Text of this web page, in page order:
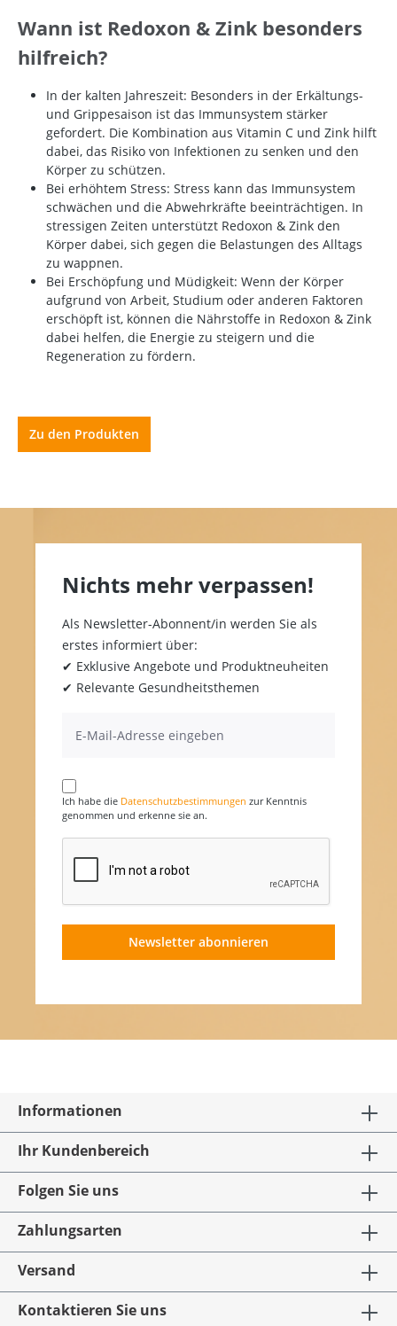
Wann ist Redoxon & Zink besonders
hilfreich?
In der kalten Jahreszeit: Besonders in der Erkältungs-
und Grippesaison ist das Immunsystem stärker
gefordert. Die Kombination aus Vitamin C und Zink hilft
dabei, das Risiko von Infektionen zu senken und den
Körper zu schützen.
Bei erhöhtem Stress: Stress kann das Immunsystem
schwächen und die Abwehrkräfte beeinträchtigen. In
stressigen Zeiten unterstützt Redoxon & Zink den
Körper dabei, sich gegen die Belastungen des Alltags
zu wappnen.
Bei Erschöpfung und Müdigkeit: Wenn der Körper
aufgrund von Arbeit, Studium oder anderen Faktoren
erschöpft ist, können die Nährstoffe in Redoxon & Zink
dabei helfen, die Energie zu steigern und die
Regeneration zu fördern.
Zu den Produkten
Nichts mehr verpassen!
Als Newsletter-Abonnent/in werden Sie als
erstes informiert über:
✔ Exklusive Angebote und Produktneuheiten
✔ Relevante Gesundheitsthemen
Ich habe die Datenschutzbestimmungen zur Kenntnis
genommen und erkenne sie an.
Newsletter abonnieren
Informationen
Ihr Kundenbereich
Folgen Sie uns
Zahlungsarten
Versand
Kontaktieren Sie uns